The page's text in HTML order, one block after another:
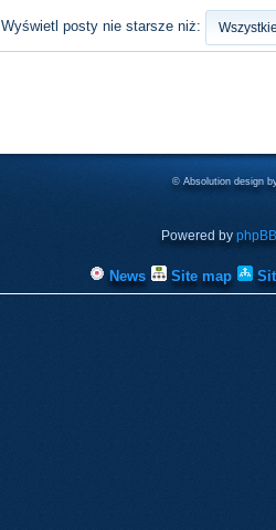
Wyświetl posty nie starsze niż:
© Absolution design
Powered by phpBB
News Site map